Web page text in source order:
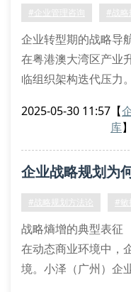
业存在战略资源边际
心指标必须掌握
#企业管理咨询 #战略
企业转型期的战略导
在粤港澳大湾区产业
临组织架构迭代压力
与敏捷转型方法论，
优质企业管理咨询服
的完整服务链条，涵
2025-05-30 11:57 【
库】
企业战略规划为
#战略规划方法论 #敏
战略熵增的典型表征
在动态商业环境中，
境。小泽（广州）企